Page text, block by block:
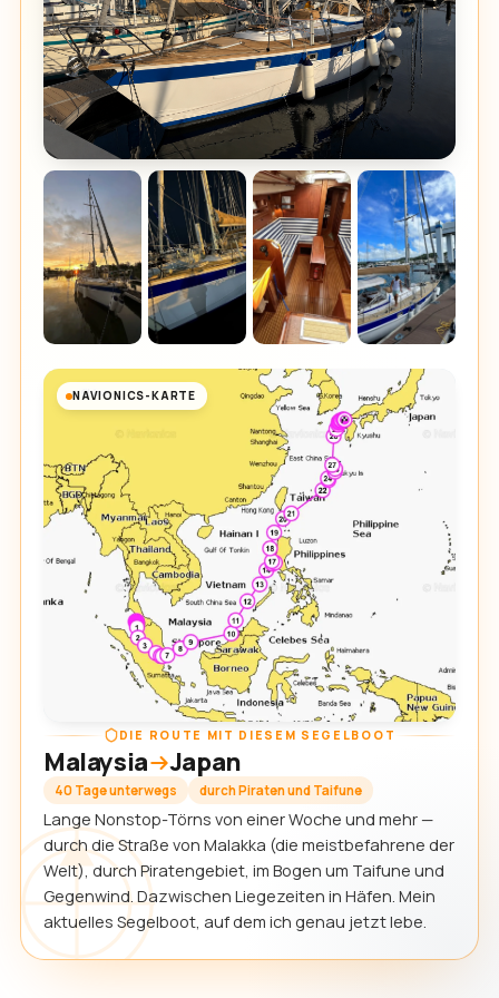
NAVIONICS-KARTE
DIE ROUTE MIT DIESEM SEGELBOOT
Malaysia Japan
40 Tage unterwegs durch Piraten und Taifune
Lange Nonstop-Törns von einer Woche und mehr —
durch die Straße von Malakka (die meistbefahrene der
Welt), durch Piratengebiet, im Bogen um Taifune und
Gegenwind. Dazwischen Liegezeiten in Häfen. Mein
aktuelles Segelboot, auf dem ich genau jetzt lebe.